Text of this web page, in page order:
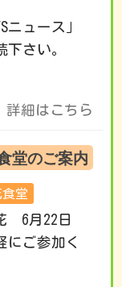
ニュース」
さい。
詳細はこちら
堂のご案内
堂
6月22日
にご参加く